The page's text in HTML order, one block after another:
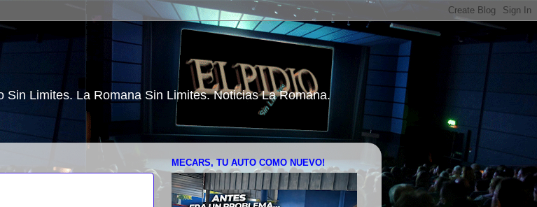
Sin Limites. La Romana Sin Limites. Noticias La Romana.
MECARS, TU AUTO COMO NUEVO!